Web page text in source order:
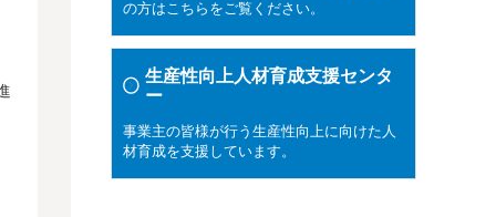
の方はこちらをご覧ください。
生産性向上人材育成支援センタ
ー
事業主の皆様が行う生産性向上に向けた人
材育成を支援しています。